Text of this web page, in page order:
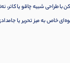
با طراحی شبیه چاقو یا کاتر،
خاص به میز تحریر یا